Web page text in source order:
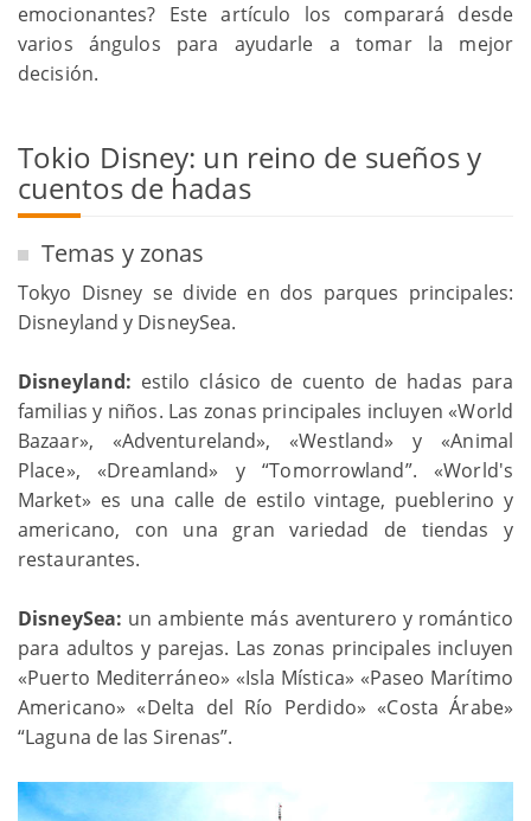
emocionantes? Este artículo los comparará desde
varios ángulos para ayudarle a tomar la mejor
decisión.
Tokio Disney: un reino de sueños y
cuentos de hadas
Temas y zonas
Tokyo Disney se divide en dos parques principales:
Disneyland y DisneySea.
Disneyland: estilo clásico de cuento de hadas para
familias y niños. Las zonas principales incluyen «World
Bazaar», «Adventureland», «Westland» y «Animal
Place», «Dreamland» y “Tomorrowland”. «World's
Market» es una calle de estilo vintage, pueblerino y
americano, con una gran variedad de tiendas y
restaurantes.
DisneySea: un ambiente más aventurero y romántico
para adultos y parejas. Las zonas principales incluyen
«Puerto Mediterráneo» «Isla Mística» «Paseo Marítimo
Americano» «Delta del Río Perdido» «Costa Árabe»
“Laguna de las Sirenas”.